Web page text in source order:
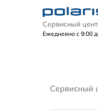
Сервисный
Ежедневно с 9:00
Сервисный